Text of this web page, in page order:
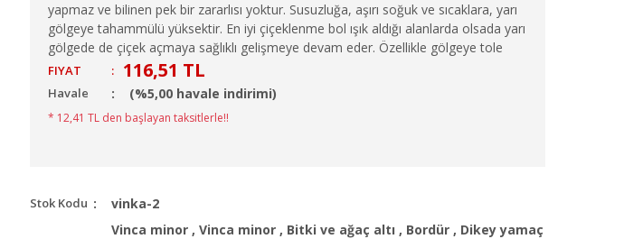
yapmaz ve bilinen pek bir zararlısı yoktur. Susuzluğa, aşırı soğuk ve sıcaklara, yarı
gölgeye tahammülü yüksektir. En iyi çiçeklenme bol ışık aldığı alanlarda olsada yarı
gölgede de çiçek açmaya sağlıklı gelişmeye devam eder. Özellikle gölgeye tole
FIYAT : 116,51 TL
Havale (%5,00 havale indirimi)
* 12,41 TL den başlayan taksitlerle!!
Stok Kodu vinka-2
Vinca minor , Vinca minor , Bitki ve ağaç altı , Bordür , Dikey yamaç